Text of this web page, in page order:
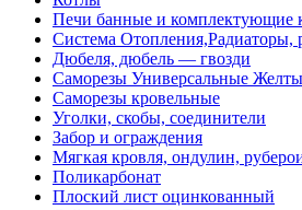
Печи банные и комплектующие
Система Отопления,Радиаторы,
Дюбеля, дюбель — гвозди
Саморезы Универсальные
Саморезы кровельные
Уголки, скобы, соединители
Забор и ограждения
Мягкая кровля, ондулин,
Поликарбонат
Плоский лист оцинкованный